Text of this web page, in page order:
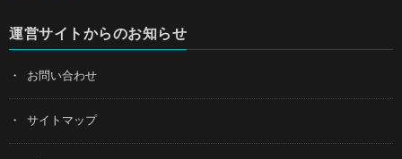
運営サイトからのお知らせ
お問い合わせ
サイトマップ